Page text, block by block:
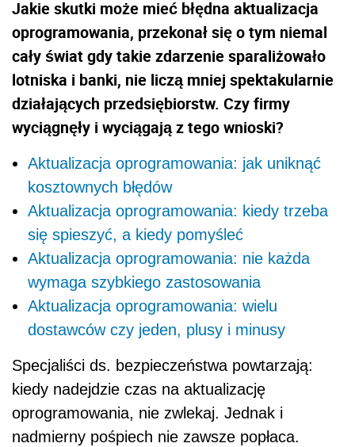
Jakie skutki może mieć błędna aktualizacja
oprogramowania, przekonał się o tym niemal
cały świat gdy takie zdarzenie sparaliżowało
lotniska i banki, nie liczą mniej spektakularnie
działających przedsiębiorstw. Czy firmy
wyciągnęły i wyciągają z tego wnioski?
Aktualizacja oprogramowania: jak uniknąć
kosztownych błędów
Aktualizacja oprogramowania: kiedy trzeba
się spieszyć, a kiedy pomyśleć
Aktualizacja oprogramowania: nie każda
wymaga szybkiego zastosowania
Aktualizacja oprogramowania: wielu
dostawców czy jeden, plusy i minusy
Specjaliści ds. bezpieczeństwa powtarzają:
kiedy nadejdzie czas na aktualizację
oprogramowania, nie zwlekaj. Jednak i
nadmierny pośpiech nie zawsze popłaca.